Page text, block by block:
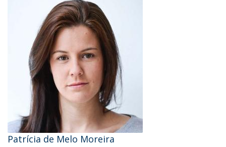
Patrícia de Melo Moreira